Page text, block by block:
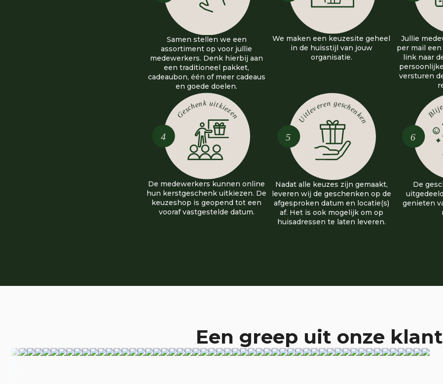
Samen stellen we een
assortiment op voor jullie
medewerkers. Denk hierbij aan
een traditioneel pakket,
cadeaubon, één of meer cadeaus
en goede doelen.
We maken een keuzesite geheel
in de huisstijl van jouw
organisatie.
Jullie
per mail
link naar
versturen
De medewerkers kunnen online
hun kerstgeschenk uitkiezen. De
keuzeshop is geopend tot een
vooraf vastgestelde datum.
Nadat alle keuzes zijn gemaakt,
leveren wij de geschenken op de
afgesproken datum en locatie(s)
af. Het is ook mogelijk om op
huisadressen te laten leveren.
De
genieten
Een greep uit onze